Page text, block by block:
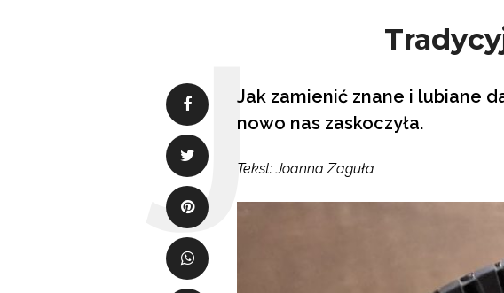
Jak zamienić znane i lubiane
nowo nas zaskoczyła.
Tekst: Joanna Zaguła